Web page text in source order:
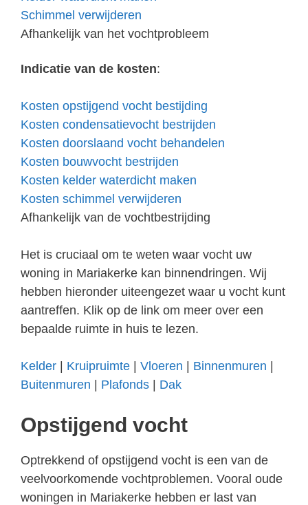
Schimmel verwijderen
Afhankelijk van het vochtprobleem
Indicatie van de kosten:
Kosten opstijgend vocht bestijding
Kosten condensatievocht bestrijden
Kosten doorslaand vocht behandelen
Kosten bouwvocht bestrijden
Kosten kelder waterdicht maken
Kosten schimmel verwijderen
Afhankelijk van de vochtbestrijding
Het is cruciaal om te weten waar vocht uw
woning in Mariakerke kan binnendringen. Wij
hebben hieronder uiteengezet waar u vocht kunt
aantreffen. Klik op de link om meer over een
bepaalde ruimte in huis te lezen.
Kelder Kruipruimte Vloeren Binnenmuren
Buitenmuren
Plafonds Dak
Opstijgend vocht
Optrekkend of opstijgend vocht is een van de
veelvoorkomende vochtproblemen. Vooral oude
woningen in Mariakerke hebben er last van